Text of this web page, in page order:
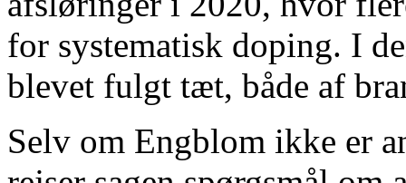
for systematisk doping. I
blevet fulgt tæt, både af
Selv om Engblom ikke er